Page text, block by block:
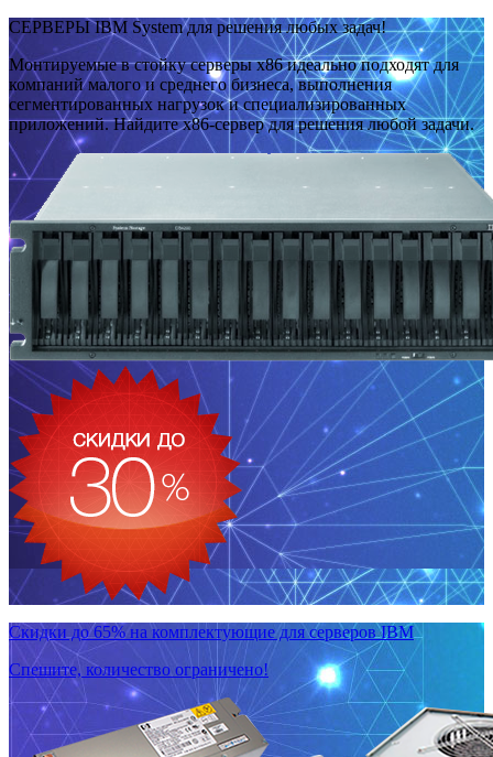
СЕРВЕРЫ IBM System для решения любых задач!
Монтируемые в стойку серверы x86 идеально подходят для
компаний малого и среднего бизнеса, выполнения
сегментированных нагрузок и специализированных
приложений. Найдите x86-сервер для решения любой задачи.
Скидки до 65% на комплектующие для серверов IBM
Спешите, количество ограничено!